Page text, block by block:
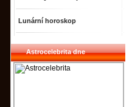
Lunární horoskop
Astrocelebrita dne